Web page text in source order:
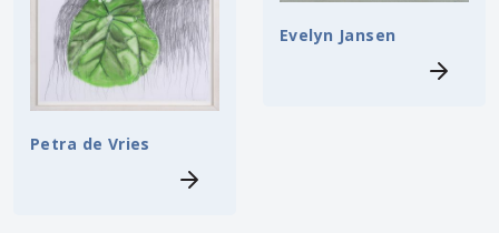
Petra de Vries
Evelyn Jansen